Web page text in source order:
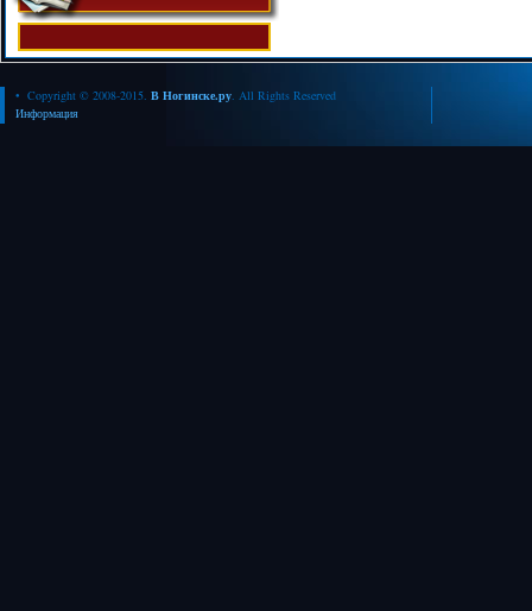
• Copyright © 2008-2015. В Ногинске.ру. All Rights Reserved
Информация